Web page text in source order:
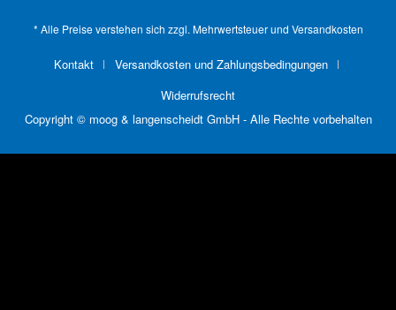
* Alle Preise verstehen sich zzgl. Mehrwertsteuer und Versandkosten
Kontakt
Versandkosten und Zahlungsbedingungen
Widerrufsrecht
Copyright © moog & langenscheidt GmbH - Alle Rechte vorbehalten